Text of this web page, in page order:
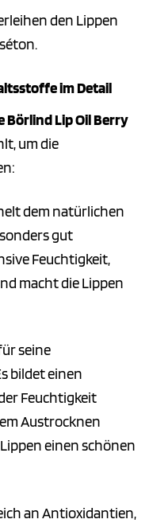
den Lippen
im Detail
Börlind Lip Oil Berry
um die
dem natürlichen
gut
Feuchtigkeit,
macht die Lippen
seine
bildet einen
Feuchtigkeit
Austrocknen
einen schönen
an Antioxidantien,